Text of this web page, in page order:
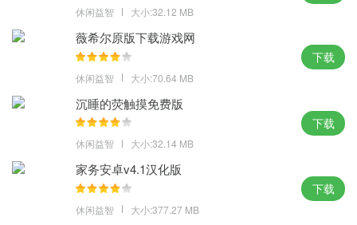
休闲益智 大小:32.12 MB
薇希尔原版下载游戏网
休闲益智 大小:70.64 MB
下载
沉睡的荧触摸免费版
休闲益智 大小:32.14 MB
下载
家务安卓v4.1汉化版
休闲益智 大小:377.27 MB
下载